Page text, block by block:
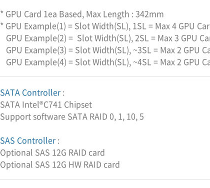
* GPU Card 1ea Based, Max Length : 342mm
* GPU Example(1) = Slot Width(SL), 1SL = Max 4 GPU
GPU Example(2) = Slot Width(SL), 2SL = Max 3 GPU
GPU Example(3) = Slot Width(SL), ~3SL = Max 2 GPU
GPU Example(4) = Slot Width(SL), ~4SL = Max 2 GPU
SATA Controller:
SATA Intel®C741 Chipset
Support software SATA RAID 0, 1, 10, 5
SAS Controller:
Optional SAS 12G RAID card
Optional SAS 12G HW RAID card